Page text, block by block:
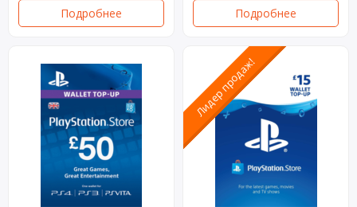
Подробнее Подробнее
Лидер продаж!